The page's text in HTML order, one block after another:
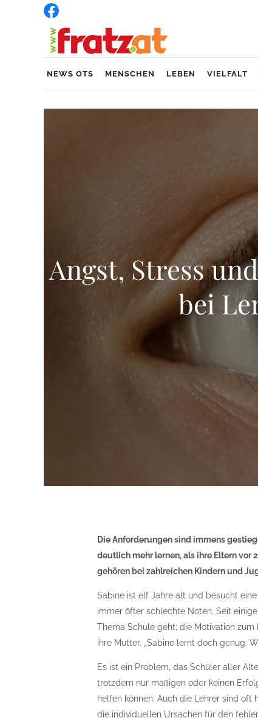
NEWS OTS MENSCHEN LEBEN VIELFALT
Angst, Stress
bei
Die Anforderungen sind immens
deutlich mehr lernen, als ihre Eltern vor
gehören bei zahlreichen Kindern und
Sabine ist elf Jahre alt und besucht
immer öfter schlechte Noten. Seit
Thema Schule geht; die Motivation zum
ihre Mutter. „Sabine lernt doch genug.
Es ist ein Problem, das Schüler aller
trotzdem nur mäßigen oder keinen
helfen können. Auch die Lehrer sind oft
die individuellen Ursachen für den